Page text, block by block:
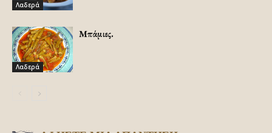
Λαδερά
Λαδερά
Μπάμιες.